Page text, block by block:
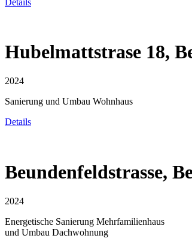
Hubelmattstrase 18,
2024
Sanierung und Umbau Wohnhaus
Details
Beundenfeldstrasse,
2024
Energetische Sanierung Mehrfamilienhaus
und Umbau Dachwohnung